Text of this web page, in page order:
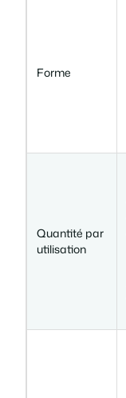
Forme
Quantité par
utilisation